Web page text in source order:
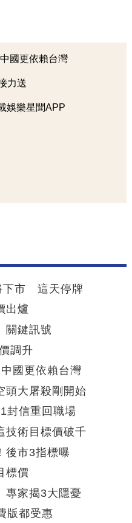
國更依賴台灣
力送
娛樂星聞APP
下市 這天停牌
出爐
關鍵訊號
調升
國更依賴台灣
頭大屠殺剛開始
封信重回職場
術目標價破千
後市3指標曝
標價
家揭3大隱憂
版都受惠